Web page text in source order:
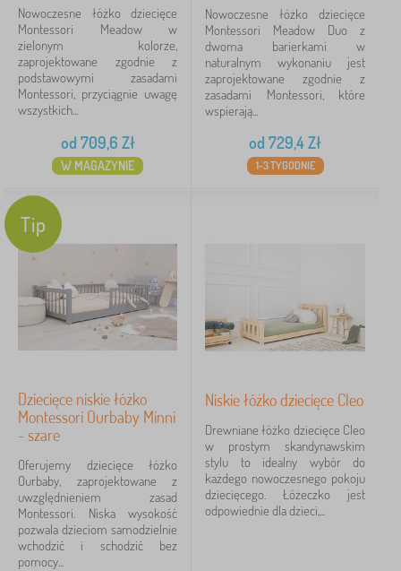
z rusztem
24
piętrowe
19
z domkiem
17
więcej
Materiał łóżka
drewno lite
laminat
2
100% poliester
0
laminat / płyta MDF
0
więcej
>
Kolor łóżka
Nowoczesne łóżko dziecięce
Montessori Meadow w
zielonym kolorze,
zaprojektowane zgodnie z
podstawowymi zasadami
Montessori, przyciągnie uwagę
wszystkich...
od 709,6 Zł
W MAGAZYNIE
Nowoczesne łóżko dziecięce
Montessori Meadow Duo z
dwoma barierkami w
naturalnym wykonaniu jest
zaprojektowane zgodnie z
zasadami Montessori, które
wspierają...
od 729,4Zł
1-3 TYGODNIE
Tip
Dziecięce niskie łóżko
Montessori Ourbaby Minni
- szare
Oferujemy dziecięce łóżko
Ourbaby, zaprojektowane z
uwzględnieniem zasad
Montessori. Niska wysokość
pozwala dzieciom samodzielnie
wchodzić i schodzić bez
pomocy...
Niskie łóżko dziecięce Cleo
Drewniane łóżko dziecięce Cleo
w prostym skandynawskim
stylu to idealny wybór do
każdego nowoczesnego pokoju
dziecięcego. Łóżeczko jest
odpowiednie dla dzieci,...